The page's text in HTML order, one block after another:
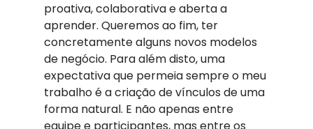
proativa, colaborativa e aberta a
aprender. Queremos ao fim, ter
concretamente alguns novos modelos
de negócio. Para além disto, uma
expectativa que permeia sempre o meu
trabalho é a criação de vínculos de uma
forma natural. E não apenas entre